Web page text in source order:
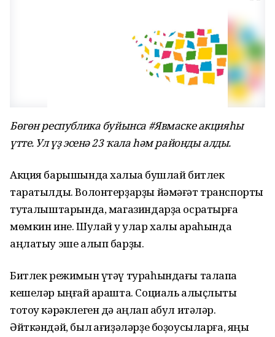
Бөгөн республика буйынса #Явмаскеакцияһы
үтте. Ул үҙ эсенә 23 ҡала һәм районды алды.
Акция барышында халыҡҡа бушлай битлек
таратылды. Волонтерҙарҙы йәмәғәт транспорты
туҡталыштарында, магазиндарҙа осратырға
мөмкин ине. Шулай уҡ улар халыҡ араһында
аңлатыу эше алып барҙы.
Битлек режимын үтәү тураһындағы талапҡа
кешеләр ыңғай ҡарашта. Социаль алыҫлыҡты
тотоу кәрәклеген дә аңлап ҡабул итәләр.
Әйткәндәй, был ҡағиҙәләрҙе боҙоусыларға, яңы